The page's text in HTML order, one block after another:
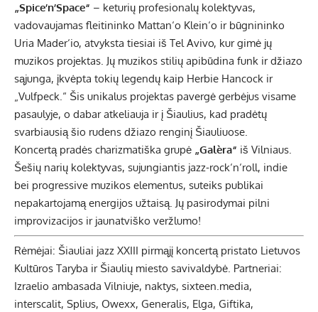
„Spice’n’Space“ – keturių profesionalų kolektyvas,
vadovaujamas fleitininko Mattan‘o Klein‘o ir būgnininko
Uria Mader‘io, atvyksta tiesiai iš Tel Avivo, kur gimė jų
muzikos projektas. Jų muzikos stilių apibūdina funk ir džiazo
sąjunga, įkvėpta tokių legendų kaip Herbie Hancock ir
„Vulfpeck.“ Šis unikalus projektas pavergė gerbėjus visame
pasaulyje, o dabar atkeliauja ir į Šiaulius, kad pradėtų
svarbiausią šio rudens džiazo renginį Šiauliuose.
Koncertą pradės charizmatiška grupė „Galèra“ iš Vilniaus.
Šešių narių kolektyvas, sujungiantis jazz-rock‘n‘roll, indie
bei progressive muzikos elementus, suteiks publikai
nepakartojamą energijos užtaisą. Jų pasirodymai pilni
improvizacijos ir jaunatviško veržlumo!
Rėmėjai: Šiauliai jazz XXIII pirmąjį koncertą pristato Lietuvos
Kultūros Taryba ir Šiaulių miesto savivaldybė. Partneriai:
Izraelio ambasada Vilniuje, naktys, sixteen.media,
interscalit, Splius, Owexx, Generalis, Elga, Giftika,